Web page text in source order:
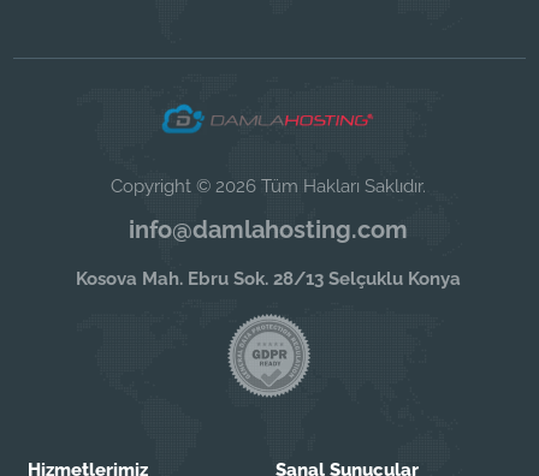
Copyright © 2026 Tüm Hakları Saklıdır.
info@damlahosting.com
Kosova Mah. Ebru Sok. 28/13 Selçuklu Konya
Hizmetlerimiz Sanal Sunucular